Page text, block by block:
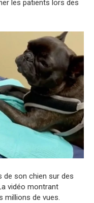
les patients lors des
de son chien sur des
vidéo montrant
millions de vues.